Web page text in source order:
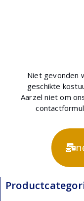
Niet gevonden
geschikte
Aarzel niet om